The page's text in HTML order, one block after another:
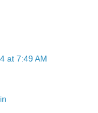
at 7:49 AM